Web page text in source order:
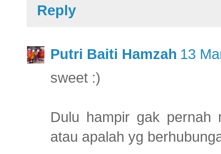
Reply
Putri Baiti Hamzah 13
sweet :)
Dulu hampir gak pernah
atau apalah yg